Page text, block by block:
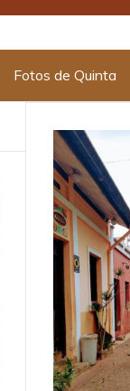
Fotos de Quinta